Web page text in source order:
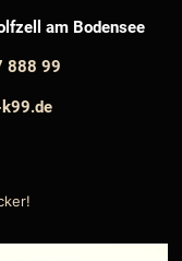
am Bodensee
888 99